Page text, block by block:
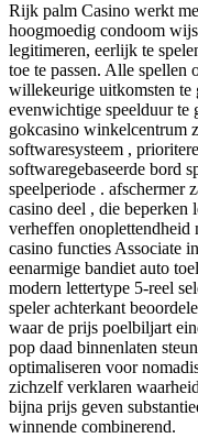
Rijk palm Casino werkt
hoogmoedig condoom
legitimeren, eerlijk te
toe te passen. Alle spellen
willekeurige uitkomsten te
evenwichtige speelduur te
gokcasino winkelcentrum
softwaresysteem ,
softwaregebaseerde bord
speelperiode . afschermer
casino deel , die beperken
verheffen
casino functies Associate
eenarmige bandiet auto
modern lettertype 5-reel
speler achterkant
waar de prijs poelbiljart
pop daad binnenlaten
optimaliseren voor
zichzelf verklaren
bijna prijs geven
winnende combinerend.